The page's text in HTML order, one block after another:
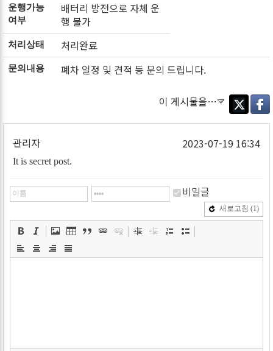
운행가능
여부
배터리 방전으로 자체 운
행 불가
처리상태 처리완료
문의내용 폐차 일정 및 견적 등 문의 드립니다.
이 게시물을…
Twitter
관리자 2023-07-19 16:34
It is secret post.
비밀글
새로고침 (1)